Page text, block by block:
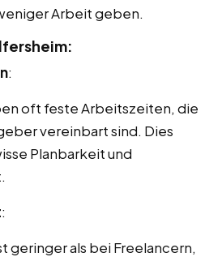
Arbeit geben.
:
oft feste Arbeitszeiten, die
vereinbart sind. Dies
Planbarkeit und
:
geringer als bei Freelancern,